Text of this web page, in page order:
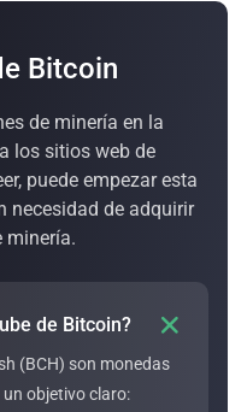
Bitcoin
de minería en la
los sitios web de
puede empezar esta
necesidad de adquirir
minería.
de Bitcoin? 
(BCH) son monedas
objetivo claro: